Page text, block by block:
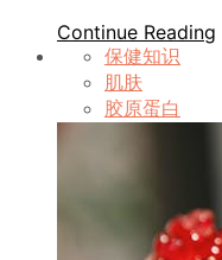
Continue Reading
保健知识
肌肤
胶原蛋白